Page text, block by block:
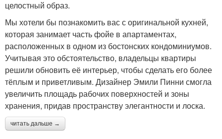
целостный образ.
Мы хотели бы познакомить вас с оригинальной кухней,
которая занимает часть фойе в апартаментах,
расположенных в одном из бостонских кондоминиумов.
Учитывая это обстоятельство, владельцы квартиры
решили обновить её интерьер, чтобы сделать его более
тёплым и приветливым. Дизайнер Эмили Пинни смогла
увеличить площадь рабочих поверхностей и зоны
хранения, придав пространству элегантности и лоска.
читать дальше →